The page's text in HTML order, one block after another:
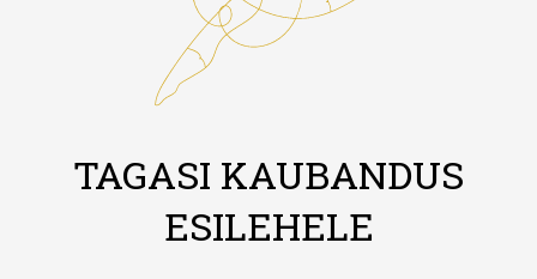
TAGASI KAUBANDUS
ESILEHELE